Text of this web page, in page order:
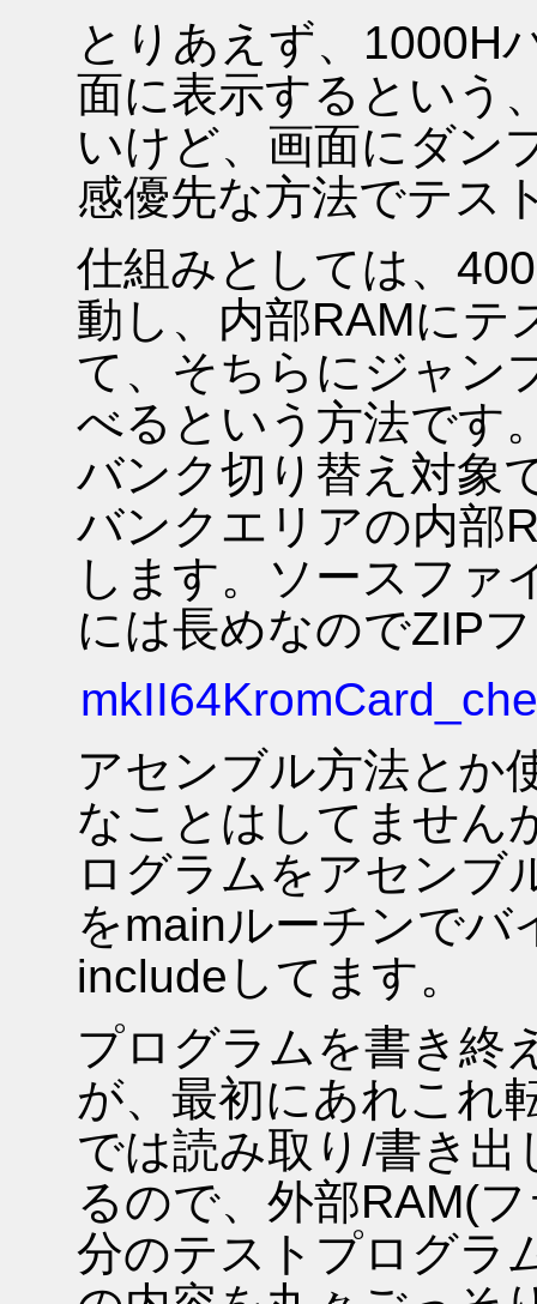
とりあえず、1000H
面に表示するという
いけど、画面にダン
感優先な方法でテス
仕組みとしては、
動し、内部RAMにテ
て、そちらにジャン
べるという方法です
バンク切り替え対象
バンクエリアの内部
します。ソースファ
には長めなのでZIP
アセンブル方法とか
なことはしてません
ログラムをアセンブ
をmainルーチンで
includeしてます。
プログラムを書き終
が、最初にあれこれ
では読み取り/書き
るので、外部RAM(
分のテストプログラ